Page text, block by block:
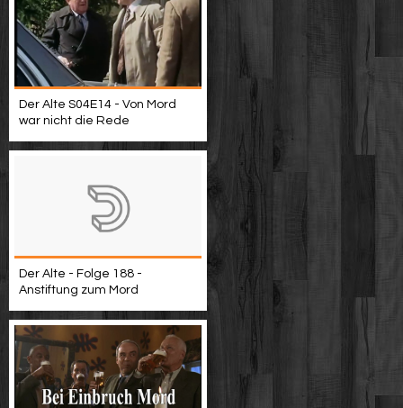
Der Alte S04E14 - Von Mord
war nicht die Rede
Der Alte - Folge 188 -
Anstiftung zum Mord